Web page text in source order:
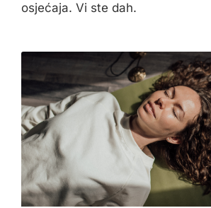
osjećaja. Vi ste dah.